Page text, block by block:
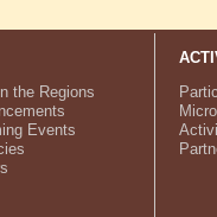
the Regions
Events